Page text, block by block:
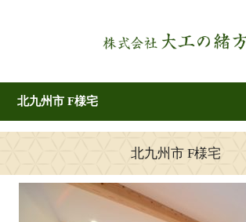
北九州市 F様宅
北九州市 F様宅